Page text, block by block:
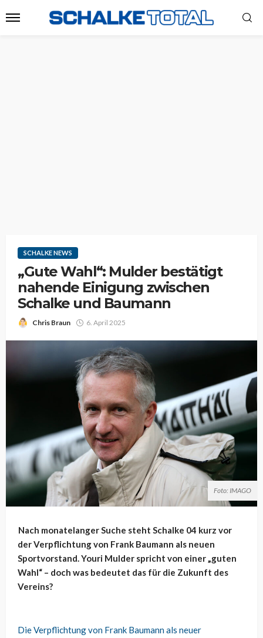
SCHALKE NEWS
„Gute Wahl“: Mulder bestätigt
nahende Einigung zwischen
Schalke und Baumann
Chris Braun 6. April 2025
Foto: IMAGO
Nach monatelanger Suche steht Schalke 04 kurz vor
der Verpflichtung von Frank Baumann als neuen
Sportvorstand. Youri Mulder spricht von einer „guten
Wahl“ – doch was bedeutet das für die Zukunft des
Vereins?
Die Verpflichtung von Frank Baumann als neuer